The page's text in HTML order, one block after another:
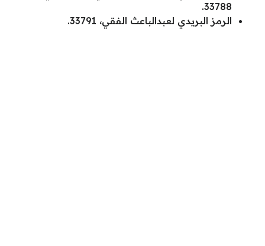
33788.
الرمز البريدي لعبدالباعث الفقي، 33791.